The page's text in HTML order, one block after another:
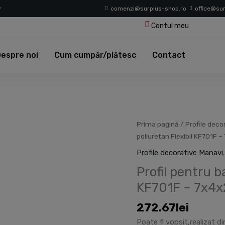
comenzi@surplus-shop.ro
Contul meu
noi Cum cumpăr/plătesc Contact
Prima pagină / Profile
poliuretan Flexibil KF701F
Profile decorative Manavi
Profil pentru
KF701F –
272.67lei
Poate fi vopsit,realizat
Cantitate
Profil
pentru
LED
din
Flexibil
KF701F